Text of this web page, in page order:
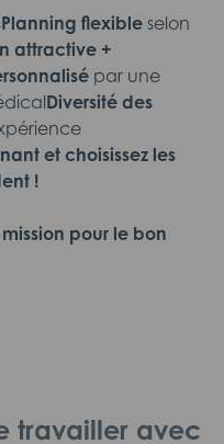
Planning flexible selon
attractive +
par une
Diversité des
et choisissez les
!
pour le bon
travailler avec